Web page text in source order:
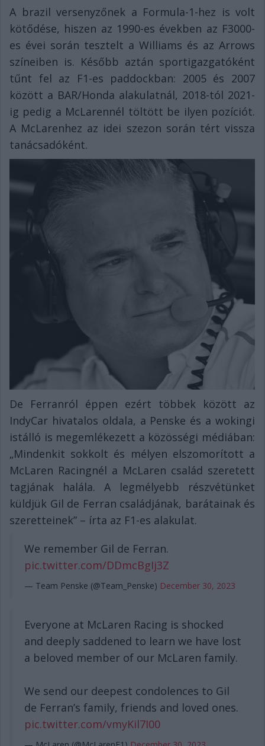
A brazil versenyzőnek a Formula-1-hez is volt
kötődése, hiszen az 1990-es években az F3000-
es évei során tesztelt a Williams és az Arrows
színeiben is. Később aztán sportigazgatóként
tűnt fel az F1-es paddockban: 2005 és 2007
között a BAR/Honda alakulatnál, 2018-tól 2021-
ig pedig a McLarennél töltött be ilyen pozíciót.
A McLarenhez az idei szezon során tért vissza
tanácsadóként.
De Ferranról éppen ezért többek között az
IndyCar hivatalos oldala, a Penske és a wokingi
istálló is megemlékezett a közösségi médiában:
„Mindenkit sokkolt és mélyen elszomorított a
McLaren Racingnél a McLaren család szeretett
tagjának halála. A legmélyebb részvétünket
küldjük Gil de Ferran családjának, barátainak és
szeretteinek” – írta az F1-es alakulat.
We remember Gil de Ferran.
pic.twitter.com/DDmcBgIj3Z
— Team Penske (@Team_Penske) December 30, 2023
Everyone at McLaren Racing is shocked
and deeply saddened to learn we have lost
a beloved member of our McLaren family.
We send our deepest condolences to Gil
de Ferran’s family, friends and loved ones.
pic.twitter.com/vmyKil7I00